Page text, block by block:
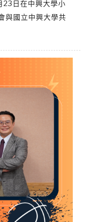
日在中興大學小
與國立中興大學共